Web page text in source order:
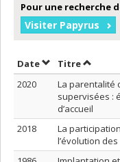
Pour une recherche
Visiter Papyrus
DateTrier par date
TitreTrier
2020
La parentalité
supervisées :
d’accueil
2018
La
l’évolution